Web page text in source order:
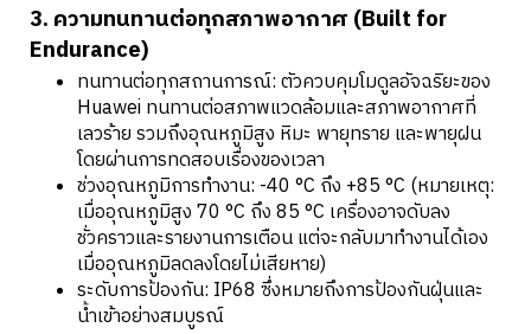
3. ความทนทานต่อทุกสภาพอากาศ (Built for
Endurance)
ทนทานต่อทุกสถานการณ์: ตัวควบคุมโมดูลอัจฉริยะของ
Huawei ทนทานต่อสภาพแวดล้อมและสภาพอากาศที่
เลวร้าย รวมถึงอุณหภูมิสูง หิมะ พายุทราย และพายุฝน
โดยผ่านการทดสอบเรื่องของเวลา
ช่วงอุณหภูมิการทำงาน: -40 °C ถึง +85 °C (หมายเหตุ:
เมื่ออุณหภูมิสูง 70 °C ถึง 85 °C เครื่องอาจดับลง
ชั่วคราวและรายงานการเตือน แต่จะกลับมาทำงานได้เอง
เมื่ออุณหภูมิลดลงโดยไม่เสียหาย)
ระดับการป้องกัน: IP68 ซึ่งหมายถึงการป้องกันฝุ่นและ
น้ำเข้าอย่างสมบูรณ์